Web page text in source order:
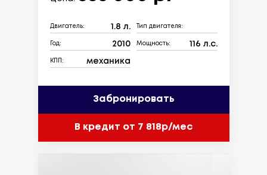
Двигатель: 1.8 л. Тип двигателя:
Год: 2010 Мощность: 116 л.с.
КПП: механика
Забронировать
В кредит от 7 818р/мес